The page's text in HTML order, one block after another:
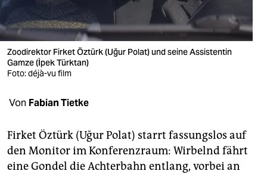
verlag
verlag
veranstaltungen
unterstützen
abo
Zoodirektor Firket Öztürk (Uğur Polat) und seine Assistentin
Gamze (İpek Türktan)
Foto: déjà-vu film
Von Fabian Tietke
Firket Öztürk (Uğur Polat) starrt fassungslos auf
den Monitor im Konferenzraum: Wirbelnd fährt
eine Gondel die Achterbahn entlang, vorbei an